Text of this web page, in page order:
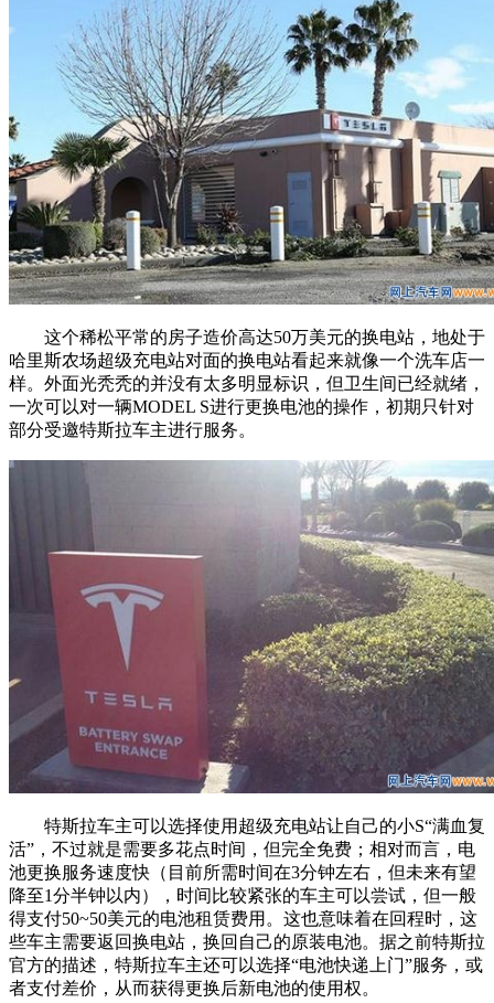
这个稀松平常的房子造价高达50万美元的换电站，地处于
哈里斯农场超级充电站对面的换电站看起来就像一个洗车店一
样。外面光秃秃的并没有太多明显标识，但卫生间已经就绪，
一次可以对一辆MODEL S进行更换电池的操作，初期只针对
部分受邀特斯拉车主进行服务。
特斯拉车主可以选择使用超级充电站让自己的小S“满血复
活”，不过就是需要多花点时间，但完全免费；相对而言，电
池更换服务速度快（目前所需时间在3分钟左右，但未来有望
降至1分半钟以内），时间比较紧张的车主可以尝试，但一般
得支付50~50美元的电池租赁费用。这也意味着在回程时，这
些车主需要返回换电站，换回自己的原装电池。据之前特斯拉
官方的描述，特斯拉车主还可以选择“电池快递上门”服务，或
者支付差价，从而获得更换后新电池的使用权。